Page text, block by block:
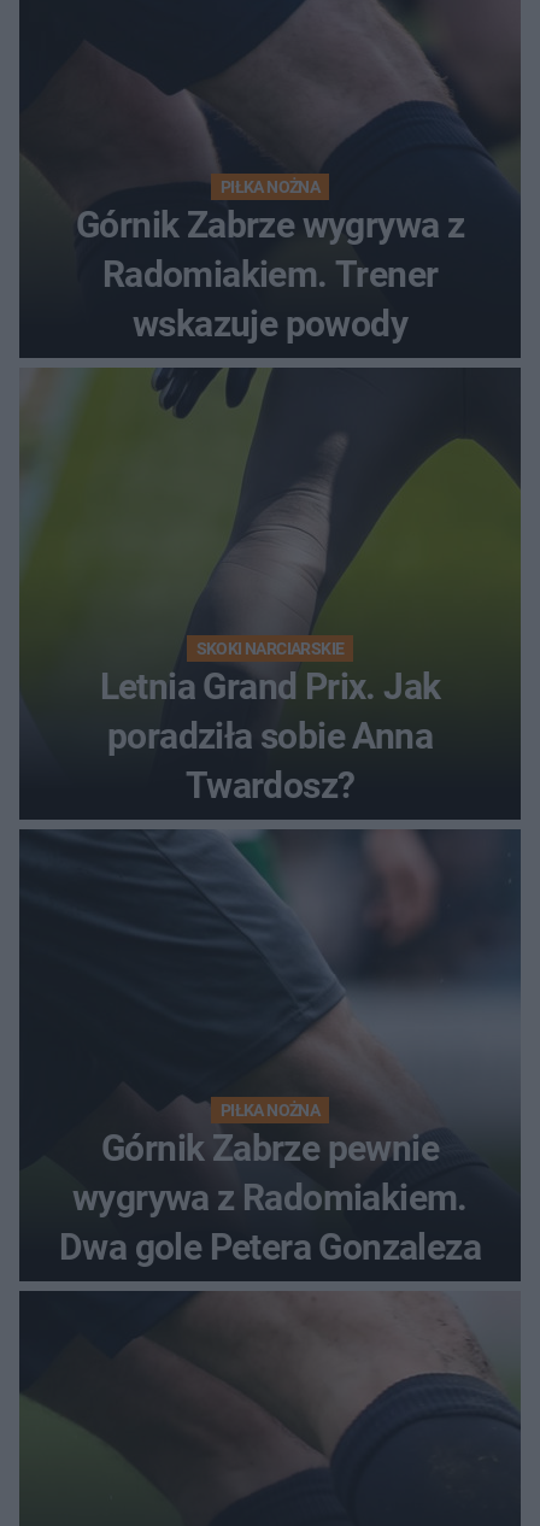
PIŁKA NOŻNA
Górnik Zabrze wygrywa z
Radomiakiem. Trener
wskazuje powody
SKOKI NARCIARSKIE
Letnia Grand Prix. Jak
poradziła sobie Anna
Twardosz?
PIŁKA NOŻNA
Górnik Zabrze pewnie
wygrywa z Radomiakiem.
Dwa gole Petera Gonzaleza